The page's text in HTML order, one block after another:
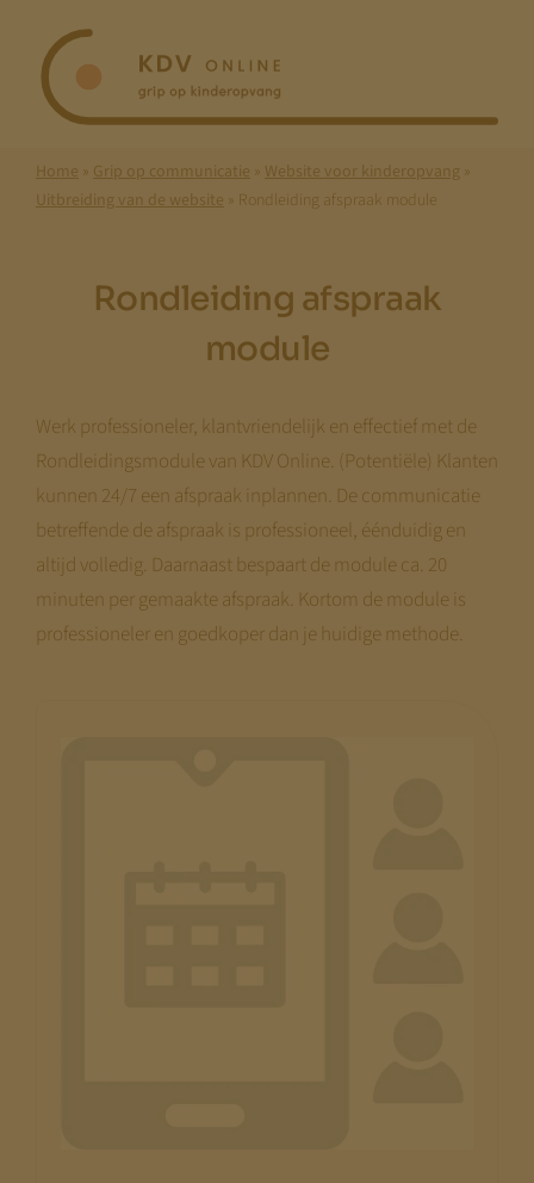
inhoud
Home » Grip op communicatie » Website voor kinderopvang»
Uitbreiding van de website » Rondleiding afspraak module
Rondleiding afspraak
module
Werk professioneler, klantvriendelijk en effectief met de
Rondleidingsmodule van KDV Online. (Potentiële) Klanten
kunnen 24/7 een afspraak inplannen. De communicatie
betreffende de afspraak is professioneel, éénduidig en
altijd volledig. Daarnaast bespaart de module ca. 20
minuten per gemaakte afspraak. Kortom de module is
professioneler en goedkoper dan je huidige methode.